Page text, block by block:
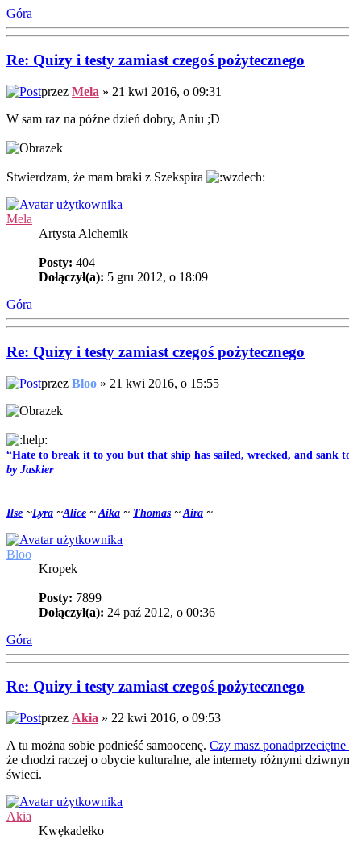
Góra
Re: Quizy i testy zamiast czegoś pożytecznego
przez Mela » 21 kwi 2016, o 09:31
W sam raz na późne dzień dobry, Aniu ;D
Stwierdzam, że mam braki z Szekspira
Mela
Artysta Alchemik
Posty: 404
Dołączył(a): 5 gru 2012, o 18:09
Góra
Re: Quizy i testy zamiast czegoś pożytecznego
przez Bloo » 21 kwi 2016, o 15:55
“Hate to break it to you but that ship has sailed, wrecked, and sank
by Jaskier
Ilse ~Lyra ~Alice ~ Aika ~ Thomas ~ Aira ~
Bloo
Kropek
Posty: 7899
Dołączył(a): 24 paź 2012, o 00:36
Góra
Re: Quizy i testy zamiast czegoś pożytecznego
przez Akia » 22 kwi 2016, o 09:53
A tu można sobie podnieść samoocenę. Czy masz
że chodzi raczej o obycie kulturalne, ale internety różnymi
świeci.
Akia
Kwękadełko